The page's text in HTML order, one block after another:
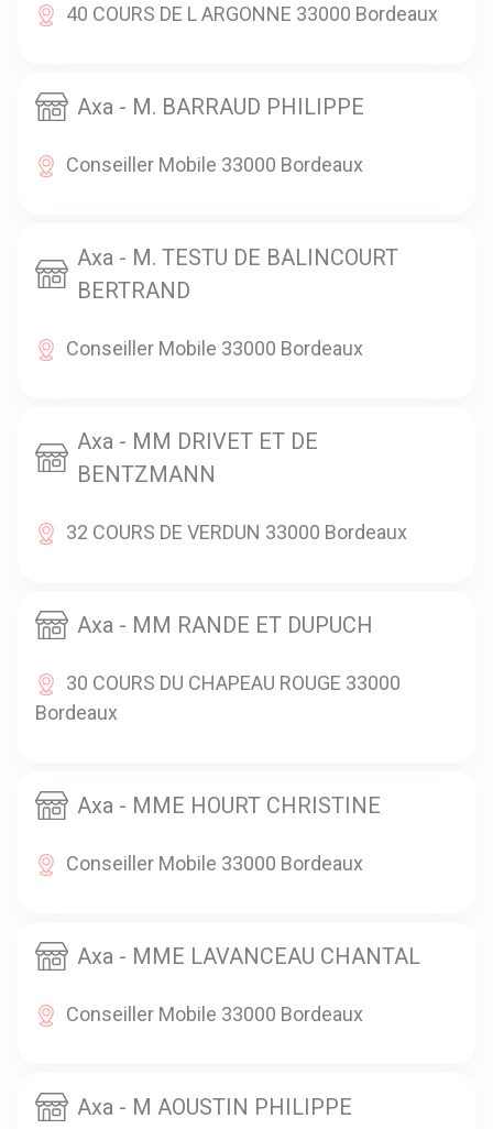
40 COURS DE L ARGONNE 33000 Bordeaux
Axa - M. BARRAUD PHILIPPE
Conseiller Mobile 33000 Bordeaux
Axa - M. TESTU DE BALINCOURT
BERTRAND
Conseiller Mobile 33000 Bordeaux
Axa - MM DRIVET ET DE
BENTZMANN
32 COURS DE VERDUN 33000 Bordeaux
Axa - MM RANDE ET DUPUCH
30 COURS DU CHAPEAU ROUGE 33000
Bordeaux
Axa - MME HOURT CHRISTINE
Conseiller Mobile 33000 Bordeaux
Axa - MME LAVANCEAU CHANTAL
Conseiller Mobile 33000 Bordeaux
Axa - M AOUSTIN PHILIPPE